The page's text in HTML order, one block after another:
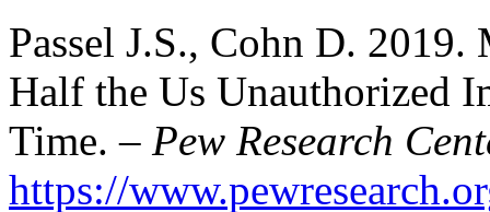
Passel J.S., Cohn D.
Half the Us Unauthorized
Time. – Pew Research
https://